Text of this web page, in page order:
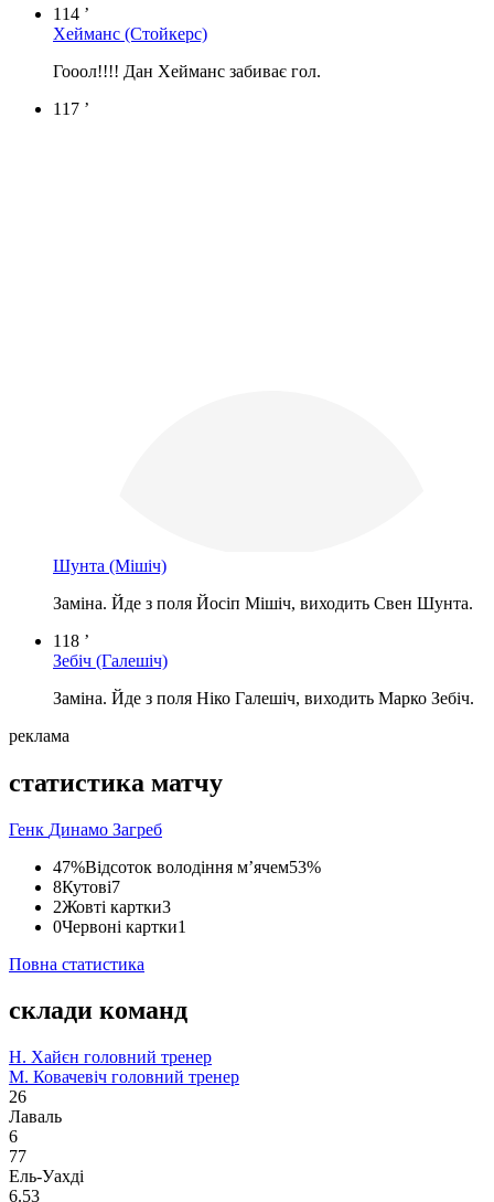
114 ’
Хейманс (Стойкерс)
Гооол!!!! Дан Хейманс забиває гол.
117 ’
Шунта (Мішіч)
Заміна. Йде з поля Йосіп Мішіч, виходить Свен Шунта.
118 ’
Зебіч (Галешіч)
Заміна. Йде з поля Ніко Галешіч, виходить Марко Зебіч.
реклама
статистика матчу
Генк Динамо Загреб
47%Відсоток володіння м’ячем53%
8Кутові7
2Жовті картки3
0Червоні картки1
Повна статистика
склади команд
Н. Хайєн головний тренер
М. Ковачевіч головний тренер
26
Лаваль
6
77
Ель-Уахді
6.53